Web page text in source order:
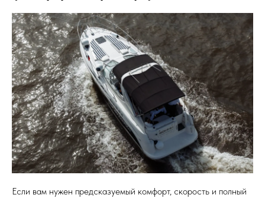
Если вам нужен предсказуемый комфорт, скорость и полный